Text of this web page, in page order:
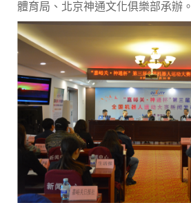
體育局、北京神通文化俱樂部承辦。